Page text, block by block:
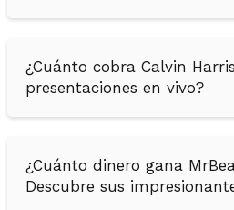
¿Cuánto cobra Calvin
presentaciones en vivo?
¿Cuánto dinero gana
Descubre sus